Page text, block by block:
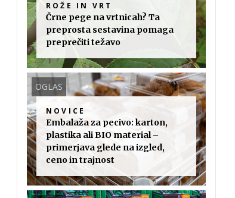
ROŽE IN VRT
Črne pege na vrtnicah? Ta
preprosta sestavina pomaga
preprečiti težavo
OGLAS
NOVICE
Embalaža za pecivo: karton,
plastika ali BIO material –
primerjava glede na izgled,
ceno in trajnost